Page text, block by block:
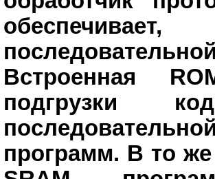
Встроенная
подгрузки
программ. В то